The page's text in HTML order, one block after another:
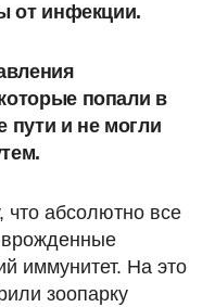
от инфекции.
попали в
пути и не могли
абсолютно все
иммунитет. На это
зоопарку